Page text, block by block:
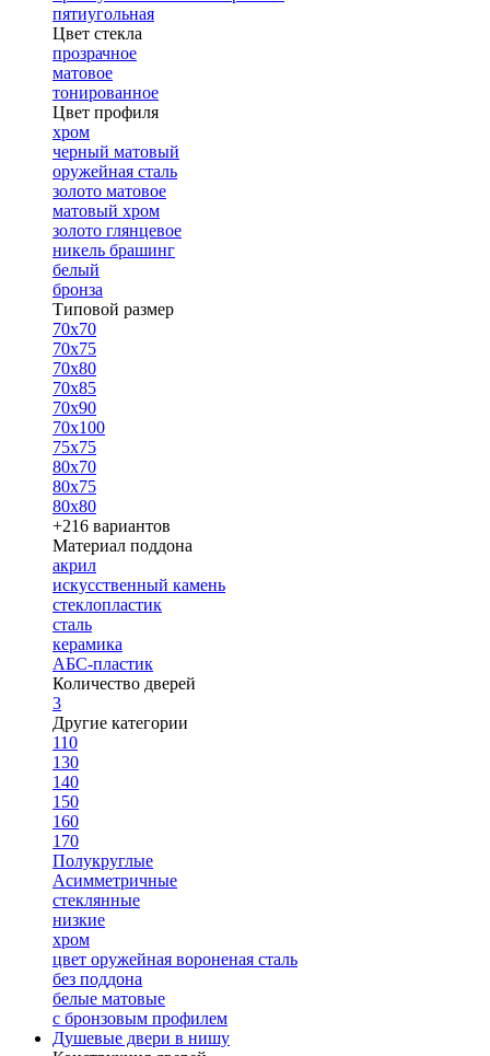
пятиугольная
Цвет стекла
прозрачное
матовое
тонированное
Цвет профиля
хром
черный матовый
оружейная сталь
золото матовое
матовый хром
золото глянцевое
никель брашинг
белый
бронза
Типовой размер
70х70
70х75
70х80
70х85
70х90
70х100
75х75
80х70
80х75
80х80
+216 вариантов
Материал поддона
акрил
искусственный камень
стеклопластик
сталь
керамика
АБС-пластик
Количество дверей
3
Другие категории
110
130
140
150
160
170
Полукруглые
Асимметричные
стеклянные
низкие
хром
цвет оружейная вороненая сталь
без поддона
белые матовые
с бронзовым профилем
Душевые двери в нишу